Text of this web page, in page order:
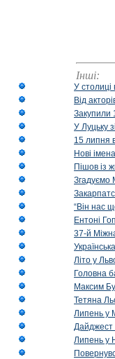
Інші:
У столиці
Від
Закупили
У Луцьку
15 липня
Нові
Пішов із
Згадуємо
“Він нас
Ентоні
37-й
Літо у
Головна
Максим
Тетяна
Липень у
Дайджест
Липень у